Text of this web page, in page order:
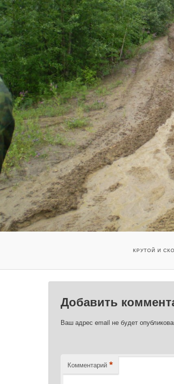
КРУТОЙ И
Добавить
Ваш адрес email не будет
Комментарий *